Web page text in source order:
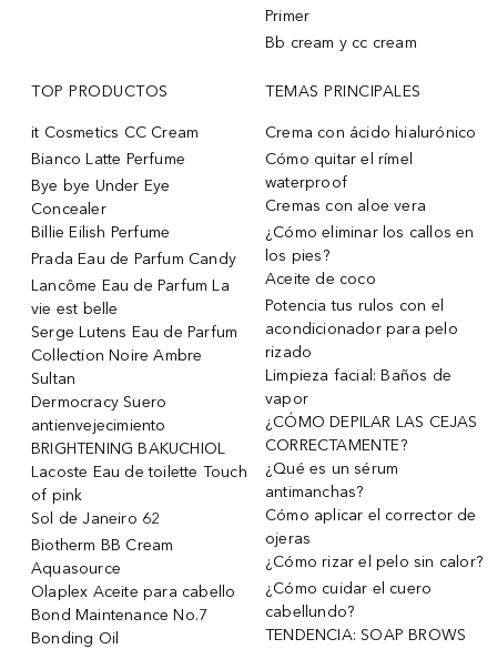
Primer
Bb cream y cc cream
TOP PRODUCTOS
it Cosmetics CC Cream
Bianco Latte Perfume
Bye bye Under Eye
Concealer
Billie Eilish Perfume
Prada Eau de Parfum Candy
Lancôme Eau de Parfum La
vie est belle
Serge Lutens Eau de Parfum
Collection Noire Ambre
Sultan
Dermocracy Suero
antienvejecimiento
BRIGHTENING BAKUCHIOL
Lacoste Eau de toilette Touch
of pink
Sol de Janeiro 62
Biotherm BB Cream
Aquasource
Olaplex Aceite para cabello
Bond Maintenance No.7
Bonding Oil
TEMAS PRINCIPALES
Crema con ácido hialurónico
Cómo quitar el rímel
waterproof
Cremas con aloe vera
¿Cómo eliminar los callos en
los pies?
Aceite de coco
Potencia tus rulos con el
acondicionador para pelo
rizado
Limpieza facial: Baños de
vapor
¿CÓMO DEPILAR LAS CEJAS
CORRECTAMENTE?
¿Qué es un sérum
antimanchas?
Cómo aplicar el corrector de
ojeras
¿Cómo rizar el pelo sin calor?
¿Cómo cuidar el cuero
cabellundo?
TENDENCIA: SOAP BROWS